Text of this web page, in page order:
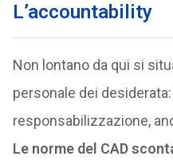
L’accountability
Non lontano da qui si
personale dei
responsabilizzazione,
Le norme del CAD